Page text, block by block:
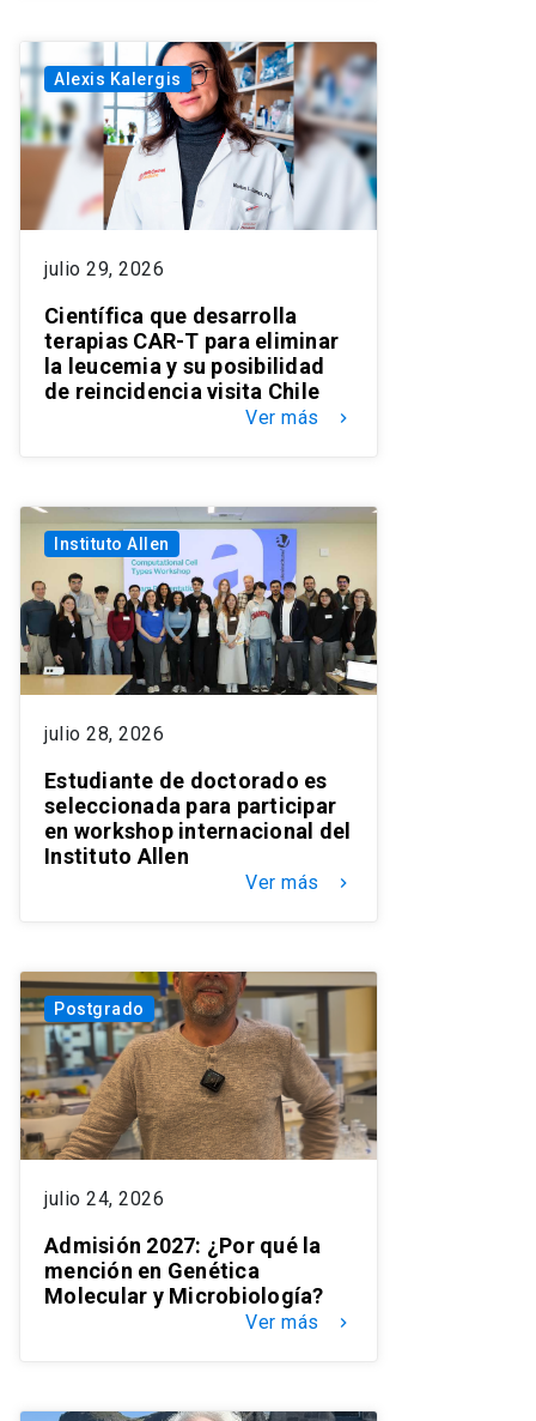
Alexis Kalergis
julio 29, 2026
Científica que desarrolla
terapias CAR-T para eliminar
la leucemia y su posibilidad
de reincidencia visita Chile
Ver más keyboard_arrow_right
Instituto Allen
julio 28, 2026
Estudiante de doctorado es
seleccionada para participar
en workshop internacional del
Instituto Allen
Ver más keyboard_arrow_right
Postgrado
julio 24, 2026
Admisión 2027: ¿Por qué la
mención en Genética
Molecular y Microbiología?
Ver más keyboard_arrow_right